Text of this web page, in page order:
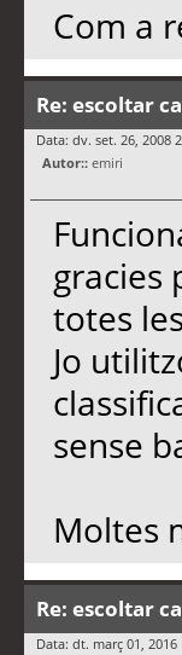
Com a
Re: escoltar
Data: dv. set. 26, 2008
Autor:: emiri
gracies
totes
Jo
sense
Moltes
Re: escoltar
Data: dt. març 01, 2016